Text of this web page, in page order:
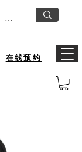
在线预约